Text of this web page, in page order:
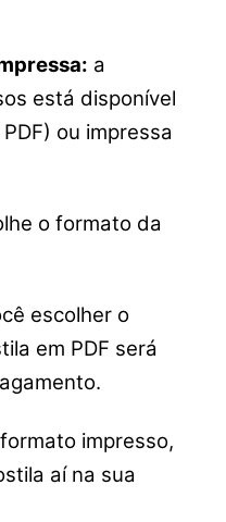
a
está disponível
ou impressa
o formato da
escolher o
em PDF será
impresso,
aí na sua